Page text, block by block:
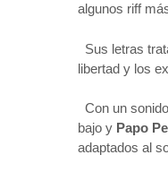
algunos riff
Sus letras
libertad y los
Con un
bajo y Papo
adaptados al